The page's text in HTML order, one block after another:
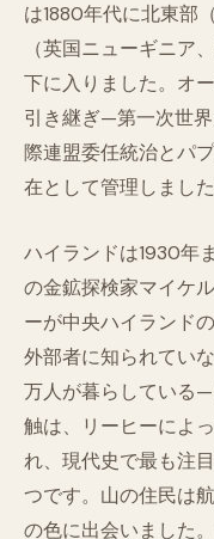
は1880年代に北東部
（英国ニューギニア
下に入りました。オ
引き継ぎ—第一次世界
際連盟委任統治とパ
在として管理しました
ハイランドは1930年
の金鉱探検家マイケ
ーが中央ハイランド
外部者に知られてい
万人が暮らしている—
触は、リーヒーによ
れ、現代史で最も注
つです。山の住民は
の色に出会いました